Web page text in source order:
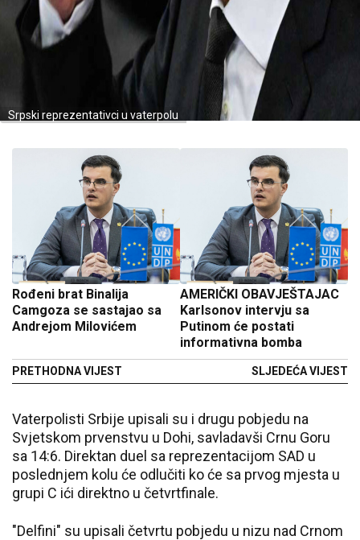
Srpski reprezentativci u vaterpolu
Rođeni brat Binalija
Camgoza se sastajao sa
Andrejom Milovićem
PRETHODNA VIJEST
AMERIČKI OBAVJEŠTAJAC
Karlsonov intervju sa
Putinom će postati
informativna bomba
SLJEDEĆA VIJEST
Vaterpolisti Srbije upisali su i drugu pobjedu na
Svjetskom prvenstvu u Dohi, savladavši Crnu Goru
sa 14:6. Direktan duel sa reprezentacijom SAD u
poslednjem kolu će odlučiti ko će sa prvog mjesta u
grupi C ići direktno u četvrtfinale.
"Delfini" su upisali četvrtu pobjedu u nizu nad Crnom